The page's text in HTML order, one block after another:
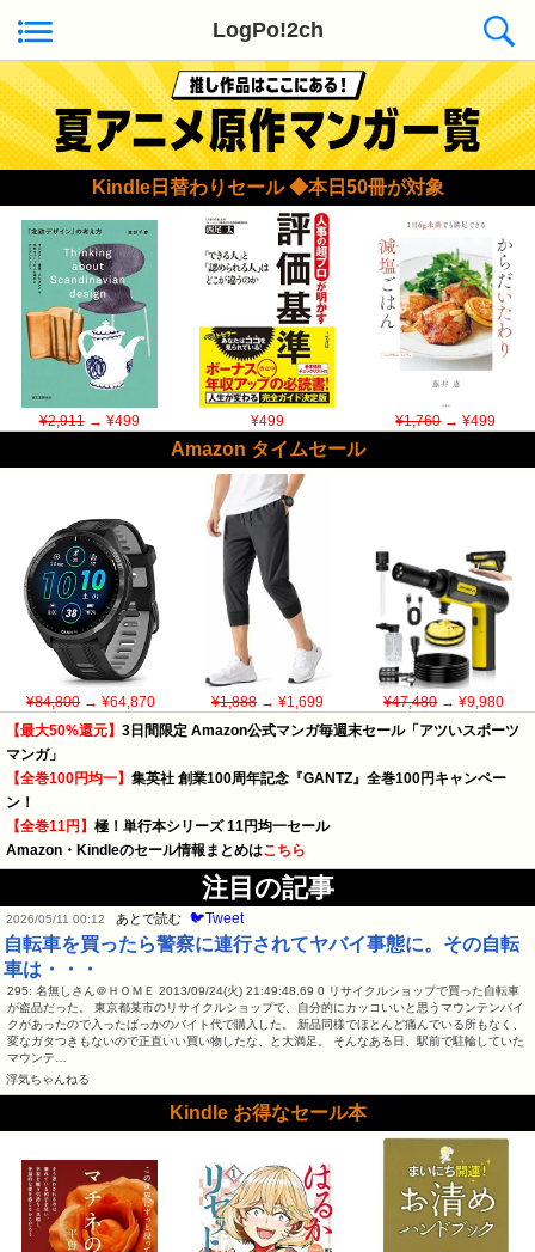
LogPo!2ch
Kindle日替わりセール ◆本日50冊が対象
¥2,911→ ¥499 ¥499 ¥1,760→ ¥499
Amazon タイムセール
¥84,800→ ¥64,870 ¥1,888→ ¥1,699 ¥47,480→ ¥9,980
【最大50%還元】 3日間限定 Amazon公式マンガ毎週末セール「アツいスポーツ
マンガ」
【全巻100円均一】 集英社 創業100周年記念『GANTZ』全巻100円キャンペー
ン！
【全巻11円】 極！単行本シリーズ 11円均一セール
Amazon・Kindleのセール情報まとめはこちら
注目の記事
2026/05/11 00:12 あとで読む 🐦Tweet
自転車を買ったら警察に連行されてヤバイ事態に。その自転
車は・・・
295: 名無しさん＠ＨＯＭＥ 2013/09/24(火) 21:49:48.69 0 リサイクルショップで買った自転車
が盗品だった。 東京都某市のリサイクルショップで、自分的にカッコいいと思うマウンテンバイ
クがあったので入ったばっかのバイト代で購入した。 新品同様でほとんど痛んでいる所もなく、
変なガタつきもないので正直いい買い物したな、と大満足。 そんなある日、駅前で駐輪していた
マウンテ…
浮気ちゃんねる
Kindle お得なセール本